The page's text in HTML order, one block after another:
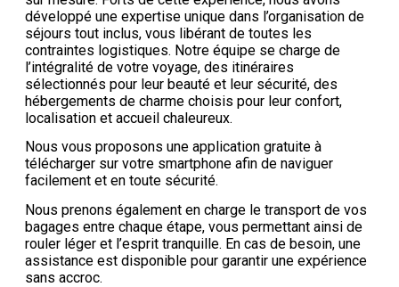
développé une expertise unique dans l’organisation de
séjours tout inclus, vous libérant de toutes les
contraintes logistiques. Notre équipe se charge de
l’intégralité de votre voyage, des itinéraires
sélectionnés pour leur beauté et leur sécurité, des
hébergements de charme choisis pour leur confort,
localisation et accueil chaleureux.
Nous vous proposons une application gratuite à
télécharger sur votre smartphone afin de naviguer
facilement et en toute sécurité.
Nous prenons également en charge le transport de vos
bagages entre chaque étape, vous permettant ainsi de
rouler léger et l’esprit tranquille. En cas de besoin, une
assistance est disponible pour garantir une expérience
sans accroc.